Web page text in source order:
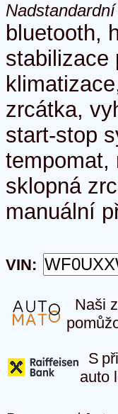
bluetooth,
stabilizace
zrcátka,
start-stop
tempomat,
sklopná
manuální
VIN:
Naši
S
auto